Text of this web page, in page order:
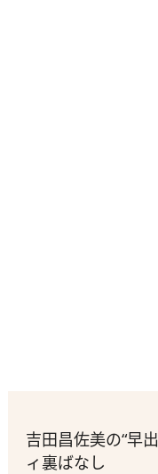
吉田昌佐美の“早
ィ裏ばなし